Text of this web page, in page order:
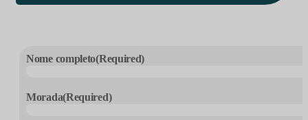
Nome completo(Required)
Morada(Required)